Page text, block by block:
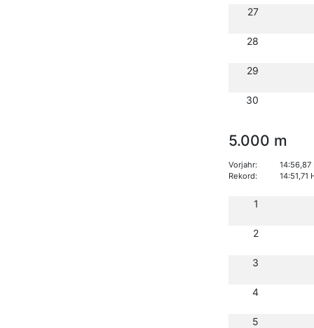
27
28
29
30
5.000 m
Vorjahr:
Rekord:
14:51,71
1
2
3
4
5